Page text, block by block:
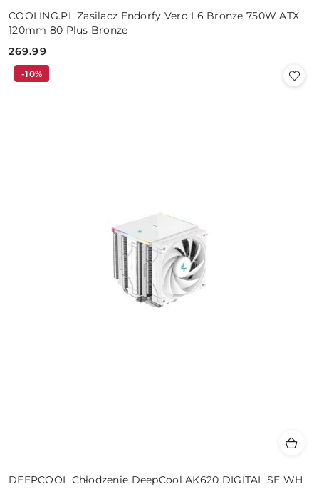
COOLING.PL Zasilacz Endorfy Vero L6 Bronze 750W ATX
120mm 80 Plus Bronze
Cena:
269.99
DEEPCOOL Chłodzenie DeepCool AK620 DIGITAL SE WH
-10%